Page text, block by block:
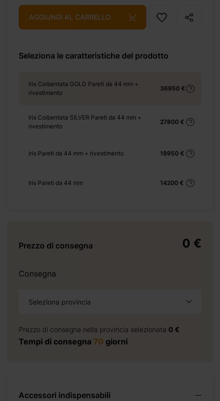
AGGIUNGI AL CARRELLO
Seleziona le caratteristiche del prodotto
Iris Coibentata GOLD Pareti da 44 mm +
rivestimento
36950 €
Iris Coibentata SILVER Pareti da 44 mm +
rivestimento
27800 €
Iris Pareti da 44 mm + rivestimento 19950 €
Iris Pareti da 44 mm 14200 €
Prezzo di consegna 0 €
Consegna
Seleziona provincia
Prezzo di consegna nella provincia selezionata 0 €
Tempi di consegna 70 giorni
Accessori indispensabili
+ 828 €
+ 1402 €
+ 300 €
+ 140 €
+ 130 €